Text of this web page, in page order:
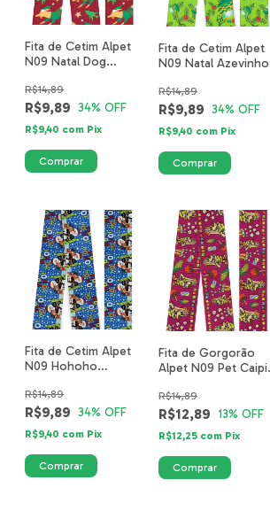
Fita de Cetim Alpet
N09 Natal Dog
R$9,89
R$14,89
34% OFF
R$9,40 com Pix
Fita de Cetim Alpet
N09 Natal Azevinho
R$9,89
R$14,89
34% OFF
R$9,40 com Pix
Fita de Cetim Alpet
N09 Hohoho
40mm
R$9,89
R$14,89
34% OFF
R$9,40 com Pix
Fita de Gorgorão
Alpet N09 Pet
R$12,89
R$14,89
13% OFF
R$12,25 com Pix